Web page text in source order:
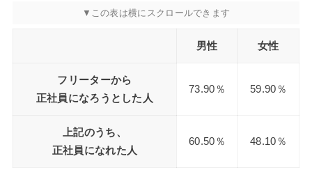
男性 女性
フリーターから
正社員になろうとした人
73.90％ 59.90％
上記のうち、
正社員になれた人
60.50％ 48.10％